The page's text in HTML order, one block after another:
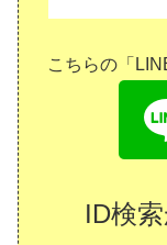
こちらの「
ID検